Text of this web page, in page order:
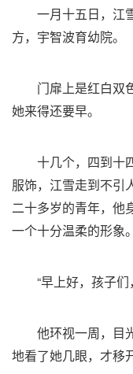
一月十五日，江雪
方，宇智波育幼院。
门扉上是红白双色
她来得还要早。
十几个，四到十四
服饰，江雪走到不引
二十多岁的青年，他
一个十分温柔的形象。
“早上好，孩子们
他环视一周，目光
地看了她几眼，才移